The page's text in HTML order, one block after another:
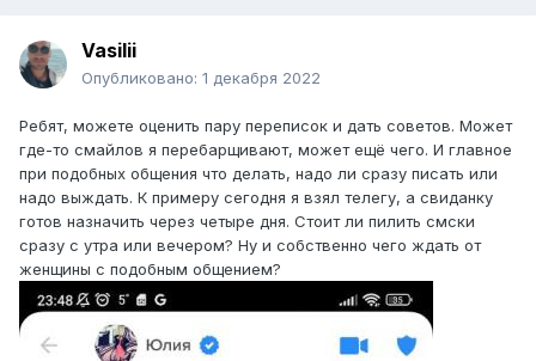
Vasilii
Опубликовано: 1 декабря 2022
Ребят, можете оценить пару переписок и дать советов. Может
где-то смайлов я перебарщивают, может ещё чего. И главное
при подобных общения что делать, надо ли сразу писать или
надо выждать. К примеру сегодня я взял телегу, а свиданку
готов назначить через четыре дня. Стоит ли пилить смски
сразу с утра или вечером? Ну и собственно чего ждать от
женщины с подобным общением?